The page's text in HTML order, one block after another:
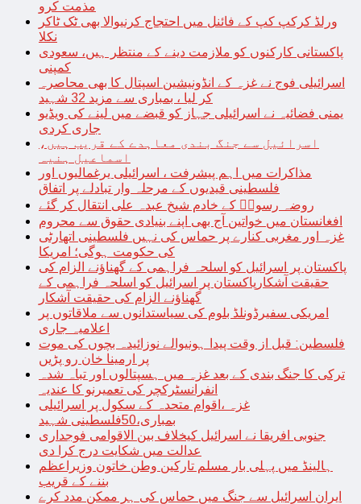
مذمت کرو
ورلڈ کرکپ کپ کے فائنل میں احتجاج کرنیوالا بھی ٹک ٹاکر
نکلا
پاکستانی کارکنوں کو ملازمت دینے کے منتظر ہیں، سعودی
کمپنی
اسرائیلی فوج نے غزہ کے انڈونیشین اسپتال کا بھی محاصرہ
کر لیا ، بمباری سے مزید 32 شہید
یمنی فضائیہ نے اسرائیلی جہاز کو قبضے میں لینے کی ویڈیو
جاری کردی
اسرائیل سے جنگ بندی معاہدے کے قریب ہیں،
اسماعیل ہنیہ
مذاکرات میں اہم پیشرفت ، اسرائیلی یرغمالیوں اور
فلسطینی قیدیوں کے مرحلہ وار تبادلے پر اتفاق
روضہ رسولؐ کے خادم شیخ عبدہ علی انتقال کر گئے
افغانستان میں خواتین آج بھی اپنے بنیادی حقوق سے محروم
غزہ اور مغربی کنارے پر حماس کی نہیں فلسطینی اتھارٹی
کی حکومت ہوگی؛ امریکا
پاکستان پر اسرائیل کو اسلحہ فراہمی کے گھناؤنے الزام کی
حقیقت آشکارپاکستان پر اسرائیل کو اسلحہ فراہمی کے
گھناؤنے الزام کی حقیقت آشکار
امریکی سفیرڈونلڈ بلوم کی سیاستدانوں سے ملاقاتوں پر
اعلامیہ جاری
فلسطین: قبل از وقت پیدا ہونیوالے نوزائیدہ بچوں کی موت
پر ارمینا خان رو پڑیں
ترکی کا جنگ بندی کے بعد غزہ میں ہسپتالوں اور تباہ شدہ
انفرانسٹرکچر کی تعمیرنو کا عندیہ
غزہ ،اقوام متحدہ کے سکول پر اسرائیلی
بمباری،50فلسطینی شہید
جنوبی افریقا نے اسرائیل کیخلاف بین الاقوامی فوجداری
عدالت میں شکایت درج کرا دی
ہالینڈ میں پہلی بار مسلم تارکین وطن خاتون وزیراعظم
بننے کے قریب
ایران اسرائیل سے جنگ میں حماس کی ہر ممکن مدد کرے